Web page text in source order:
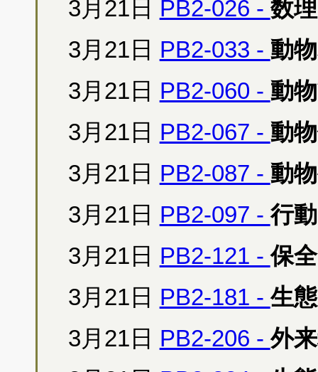
3月21日 PB2-026 - 数理
3月21日 PB2-033 - 動
3月21日 PB2-060 - 動
3月21日 PB2-067 - 動
3月21日 PB2-087 - 動
3月21日 PB2-097 -行動
3月21日 PB2-121 -保全
3月21日 PB2-181 -生
3月21日 PB2-206 -外